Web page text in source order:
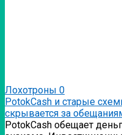
Лохотроны 0
PotokCash и старые
скрывается за
PotokCash обещает